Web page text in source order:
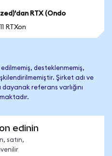
RTX (Ondo
RTXon
desteklenmemiş,
Şirket adı ve
referans varlığını
edinin
satın,